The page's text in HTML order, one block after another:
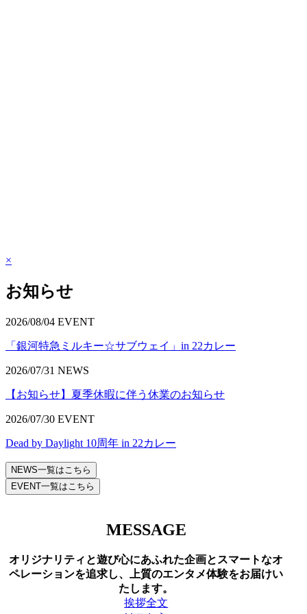
×
お知らせ
2026/08/04 EVENT
「銀河特急ミルキー☆サブウェイ」in 22カレー
2026/07/31 NEWS
【お知らせ】夏季休暇に伴う休業のお知らせ
2026/07/30 EVENT
Dead by Daylight 10周年 in 22カレー
NEWS一覧はこちら
EVENT一覧はこちら
MESSAGE
オリジナリティと遊び心にあふれた企画とスマートなオ
ペレーションを追求し、上質のエンタメ体験をお届けい
たします。
挨拶全文